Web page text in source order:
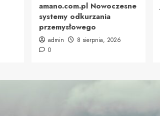
amano.com.pl Nowoczesne
systemy odkurzania
przemysłowego
admin
8 sierpnia, 2026
0